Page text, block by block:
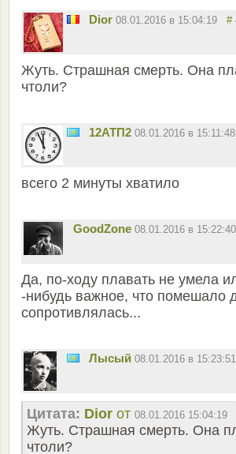
Dior 08.01.2016 в 15:04:19 #
Жуть. Страшная смерть. Она
чтоли?
12АТП2 08.01.2016 в
всего 2 минуты хватило
GoodZone 08.01.2016 в
Да, по-ходу плавать не умела
-нибудь важное, что помешало
сопротивлялась...
Лысый 08.01.2016 в
Цитата: Dior от 08.01.2016 15:04:19
Жуть. Страшная смерть. Она
чтоли?